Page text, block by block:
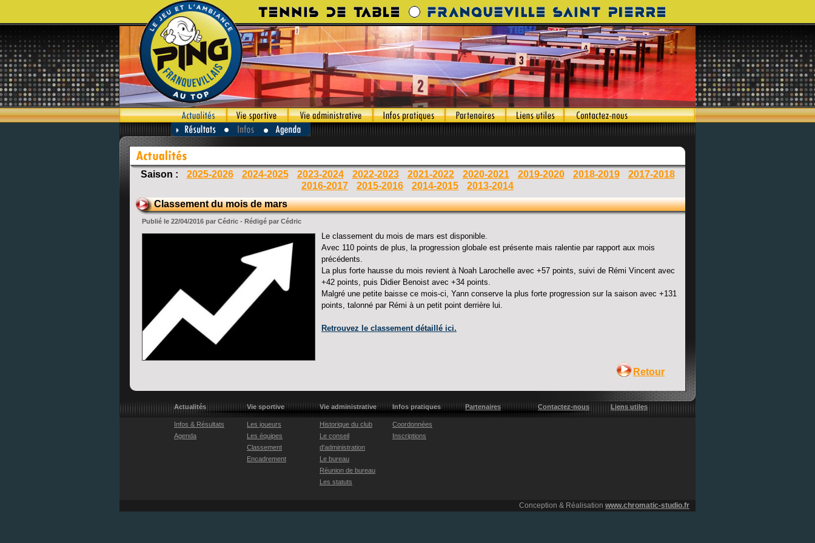
Saison : 2025-2026 2024-2025 2023-2024 2022-2023 2021-2022 2020-2021 2019-2020 2018-2019
2017-2018
2016-2017
2015-2016 2014-2015
2013-2014
Classement du mois de mars
Publié le 22/04/2016 par Cédric - Rédigé par Cédric
Le classement du mois de mars est disponible.
Avec 110 points de plus, la progression globale est présente mais ralentie par rapport aux mois
précédents.
La plus forte hausse du mois revient à Noah Larochelle avec +57 points, suivi de Rémi Vincent avec
+42 points, puis Didier Benoist avec +34 points.
Malgré une petite baisse ce mois-ci, Yann conserve la plus forte progression sur la saison avec +131
points, talonné par Rémi à un petit point derrière lui.
Retrouvez le classement détaillé ici.
Retour
Actualités
Infos & Résultats
Agenda
Vie sportive
Les joueurs
Les équipes
Classement
Encadrement
Vie administrative
Historique du club
Le conseil
d'administration
Le bureau
Réunion de bureau
Les statuts
Infos pratiques
Coordonnées
Inscriptions
Partenaires Contactez-nous Liens utiles
Conception & Réalisation www.chromatic-studio.fr